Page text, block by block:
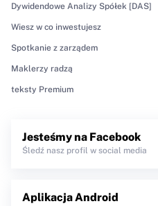
Dywidendowe Analizy Spółek [DAS]
Wiesz w co inwestujesz
Spotkanie z zarządem
Maklerzy radzą
teksty Premium
Jesteśmy na Facebook
Śledź nasz profil w social media
Aplikacja Android